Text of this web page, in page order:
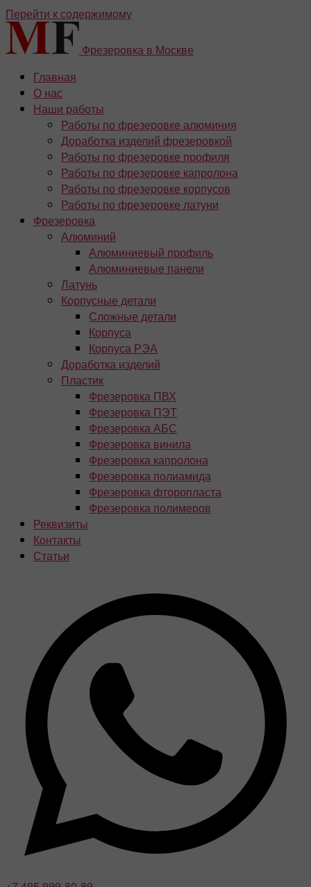
Перейти к содержимому
Фрезеровка в Москве
Главная
О нас
Наши работы
Работы по фрезеровке алюминия
Доработка изделий фрезеровкой
Работы по фрезеровке профиля
Работы по фрезеровке капролона
Работы по фрезеровке корпусов
Работы по фрезеровке латуни
Фрезеровка
Алюминий
Алюминиевый профиль
Алюминиевые панели
Латунь
Корпусные детали
Сложные детали
Корпуса
Корпуса РЭА
Доработка изделий
Пластик
Фрезеровка ПВХ
Фрезеровка ПЭТ
Фрезеровка АБС
Фрезеровка винила
Фрезеровка капролона
Фрезеровка полиамида
Фрезеровка фторопласта
Фрезеровка полимеров
Реквизиты
Контакты
Статьи